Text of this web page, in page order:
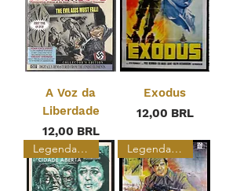
A Voz da
Liberdade
Precio
12,00 BRL
Exodus
Precio
12,00 BRL
Legendado Restaurado Legendado Restaurado